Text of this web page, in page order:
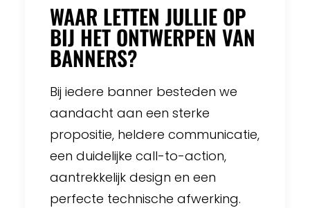
WAAR LETTEN JULLIE OP
BIJ HET ONTWERPEN VAN
BANNERS?
Bij iedere banner besteden we
aandacht aan een sterke
propositie, heldere communicatie,
een duidelijke call-to-action,
aantrekkelijk design en een
perfecte technische afwerking.